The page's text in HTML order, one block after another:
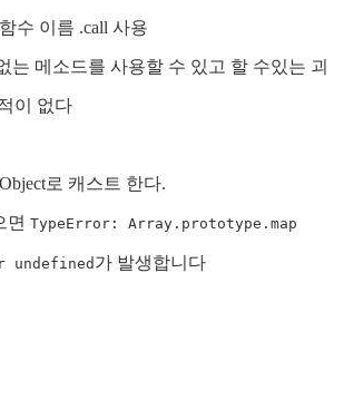
수 이름 .call 사용
는 메소드를 사용할 수 있고 할 수있는 괴
이 없다
로 캐스트 한다.
면 TypeError: Array.prototype.map
가 발생합니다